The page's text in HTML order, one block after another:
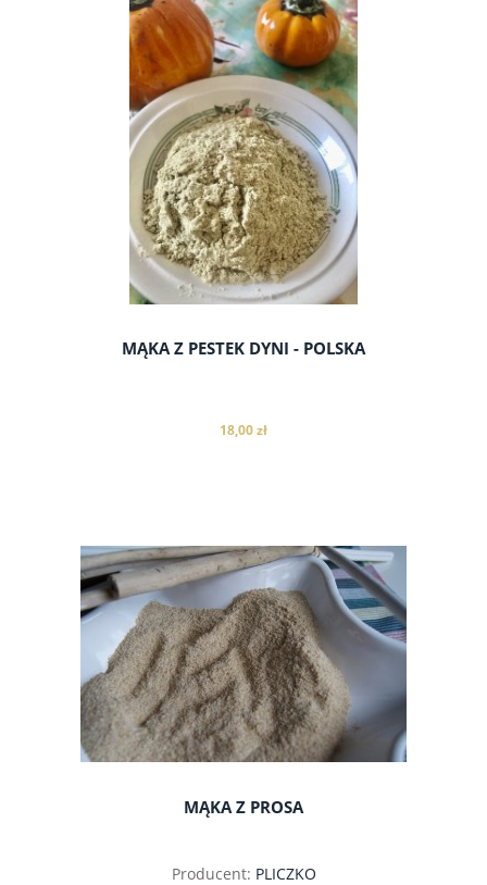
do koszyka
MĄKA Z PESTEK DYNI - POLSKA
18,00 zł
do koszyka
MĄKA Z PROSA
Producent: PLICZKO